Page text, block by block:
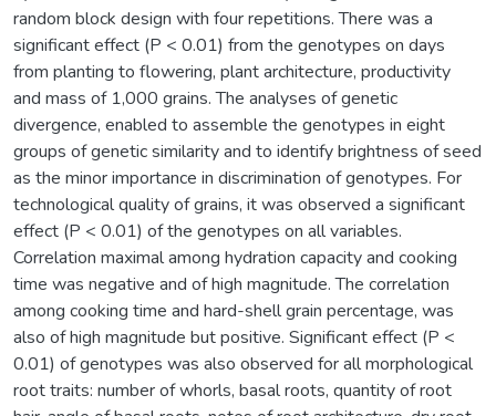
random block design with four repetitions. There was a
significant effect (P < 0.01) from the genotypes on days
from planting to flowering, plant architecture, productivity
and mass of 1,000 grains. The analyses of genetic
divergence, enabled to assemble the genotypes in eight
groups of genetic similarity and to identify brightness of seed
as the minor importance in discrimination of genotypes. For
technological quality of grains, it was observed a significant
effect (P < 0.01) of the genotypes on all variables.
Correlation maximal among hydration capacity and cooking
time was negative and of high magnitude. The correlation
among cooking time and hard-shell grain percentage, was
also of high magnitude but positive. Significant effect (P <
0.01) of genotypes was also observed for all morphological
root traits: number of whorls, basal roots, quantity of root